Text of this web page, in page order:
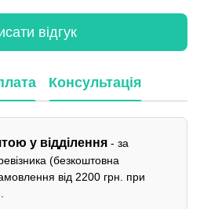
відгук
Консультація
у відділення - за
(безкоштовна
від 2200 грн. при